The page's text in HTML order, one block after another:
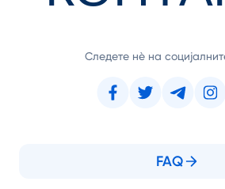
Следете нѐ на
FAQ